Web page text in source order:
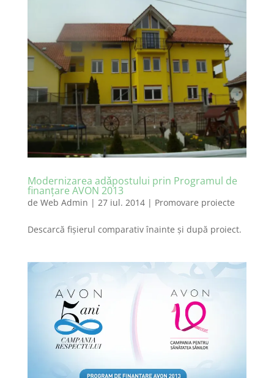
Modernizarea adǎpostului prin Programul de
finanţare AVON 2013
de Web Admin | 27 iul. 2014| Promovare proiecte
Descarcă fişierul comparativ înainte şi după proiect.